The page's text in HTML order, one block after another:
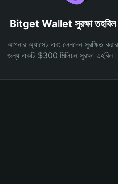
Bitget Wallet সুরক্ষা তহবিল
আপনার অ্যাসেট এবং লেনদেন সুরক্ষিত করার
জন্য একটি $300 মিলিয়ন সুরক্ষা তহবিল।